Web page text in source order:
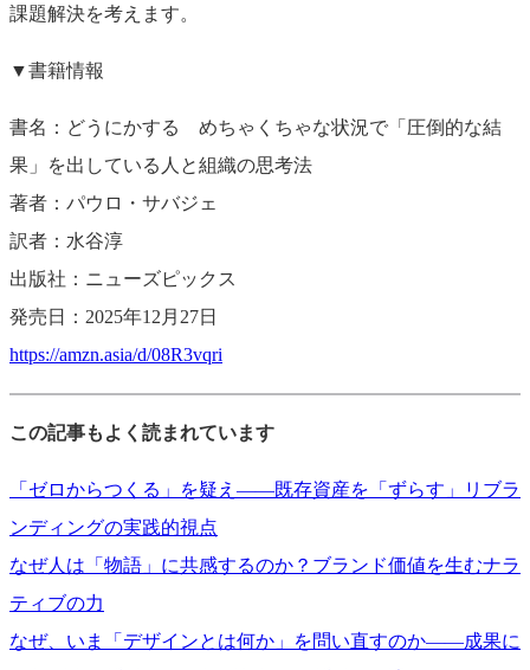
課題解決を考えます。
▼書籍情報
書名：どうにかする めちゃくちゃな状況で「圧倒的な結
果」を出している人と組織の思考法
著者：パウロ・サバジェ
訳者：水谷淳
出版社：ニューズピックス
発売日：2025年12月27日
https://amzn.asia/d/08R3vqri
この記事もよく読まれています
「ゼロからつくる」を疑え——既存資産を「ずらす」リブラ
ンディングの実践的視点
なぜ人は「物語」に共感するのか？ブランド価値を生むナラ
ティブの力
なぜ、いま「デザインとは何か」を問い直すのか——成果に